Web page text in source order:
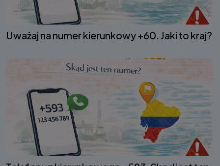
Uważaj na numer kierunkowy +60. Jaki to kraj?